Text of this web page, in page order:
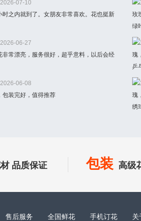
2026-07-10
时之内就到了。女朋友非常喜欢。花也挺新
2026-06-27
非常漂亮，服务很好，超乎意料，以后会经
2026-06-08
包装完好，值得推荐
品质保证 包装 高级
售后服务 全国鲜花 手机订花 关